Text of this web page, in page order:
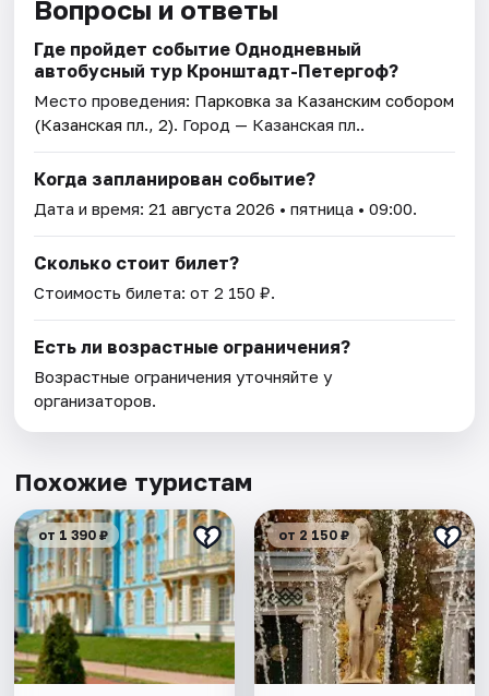
Вопросы и ответы
Где пройдет событие Однодневный
автобусный тур Кронштадт-Петергоф?
Место проведения: Парковка за Казанским собором
(Казанская пл., 2). Город — Казанская пл..
Когда запланирован событие?
Дата и время:21 августа 2026 • пятница • 09:00.
Сколько стоит билет?
Стоимость билета: от 2 150 ₽.
Есть ли возрастные ограничения?
Возрастные ограничения уточняйте у
организаторов.
Похожие туристам
от 1 390 ₽ от 2 150 ₽